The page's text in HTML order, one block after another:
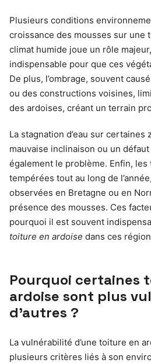
Plusieurs conditions
croissance des mousses sur une
climat humide joue un rôle
indispensable pour que ces
De plus, l’ombrage, souvent
ou des constructions voisines,
des ardoises, créant un terrain
La stagnation d’eau sur certaines
mauvaise inclinaison ou un défaut
également le problème. Enfin, les
tempérées tout au long de
observées en Bretagne ou en
présence des mousses. Ces
pourquoi il est souvent
toiture en ardoise dans ces
Pourquoi certaines
ardoise sont plus
d’autres ?
La vulnérabilité d’une toiture en
plusieurs critères liés à son